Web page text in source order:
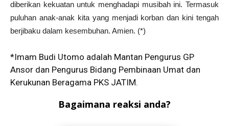
diberikan kekuatan untuk menghadapi musibah ini. Termasuk
puluhan anak-anak kita yang menjadi korban dan kini tengah
berjibaku dalam kesembuhan. Amien. (*)
*Imam Budi Utomo adalah Mantan Pengurus GP
Ansor dan Pengurus Bidang Pembinaan Umat dan
Kerukunan Beragama PKS JATIM.
Bagaimana reaksi anda?